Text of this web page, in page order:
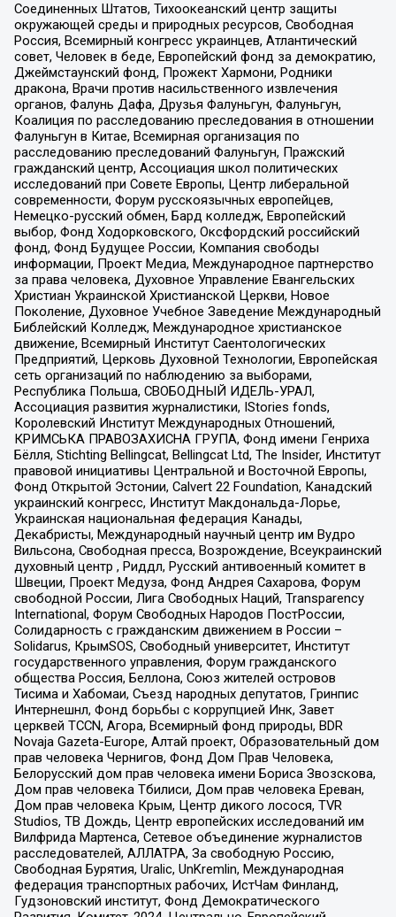
Соединенных Штатов, Тихоокеанский центр защиты
окружающей среды и природных ресурсов, Свободная
Россия, Всемирный конгресс украинцев, Атлантический
совет, Человек в беде, Европейский фонд за демократию,
Джеймстаунский фонд, Прожект Хармони, Родники
дракона, Врачи против насильственного извлечения
органов, Фалунь Дафа, Друзья Фалуньгун, Фалуньгун,
Коалиция по расследованию преследования в отношении
Фалуньгун в Китае, Всемирная организация по
расследованию преследований Фалуньгун, Пражский
гражданский центр, Ассоциация школ политических
исследований при Совете Европы, Центр либеральной
современности, Форум русскоязычных европейцев,
Немецко-русский обмен, Бард колледж, Европейский
выбор, Фонд Ходорковского, Оксфордский российский
фонд, Фонд Будущее России, Компания свободы
информации, Проект Медиа, Международное партнерство
за права человека, Духовное Управление Евангельских
Христиан Украинской Христианской Церкви, Новое
Поколение, Духовное Учебное Заведение Международный
Библейский Колледж, Международное христианское
движение, Всемирный Институт Саентологических
Предприятий, Церковь Духовной Технологии, Европейская
сеть организаций по наблюдению за выборами,
Республика Польша, СВОБОДНЫЙ ИДЕЛЬ-УРАЛ,
Ассоциация развития журналистики, IStories fonds,
Королевский Институт Международных Отношений,
КРИМСЬКА ПРАВОЗАХИСНА ГРУПА, Фонд имени Генриха
Бёлля, Stichting Bellingcat, Bellingcat Ltd, The Insider, Институт
правовой инициативы Центральной и Восточной Европы,
Фонд Открытой Эстонии, Calvert 22 Foundation, Канадский
украинский конгресс, Институт Макдональда-Лорье,
Украинская национальная федерация Канады,
Декабристы, Международный научный центр им Вудро
Вильсона, Свободная пресса, Возрождение, Всеукраинский
духовный центр , Риддл, Русский антивоенный комитет в
Швеции, Проект Медуза, Фонд Андрея Сахарова, Форум
свободной России, Лига Свободных Наций, Transparеncy
International, Форум Свободных Народов ПостРоссии,
Солидарность с гражданским движением в России –
Solidarus, КрымSOS, Свободный университет, Институт
государственного управления, Форум гражданского
общества Россия, Беллона, Союз жителей островов
Тисима и Хабомаи, Съезд народных депутатов, Гринпис
Интернешнл, Фонд борьбы с коррупцией Инк, Завет
церквей TCCN, Агора, Всемирный фонд природы, BDR
Novaja Gazeta-Europe, Алтай проект, Образовательный дом
прав человека Чернигов, Фонд Дом Прав Человека,
Белорусский дом прав человека имени Бориса Звозскова,
Дом прав человека Тбилиси, Дом прав человека Ереван,
Дом прав человека Крым, Центр дикого лосося, TVR
Studios, ТВ Дождь, Центр европейских исследований им
Вилфрида Мартенса, Сетевое объединение журналистов
расследователей, АЛЛАТРА, За свободную Россию,
Свободная Бурятия, Uralic, UnKremlin, Международная
федерация транспортных рабочих, ИстЧам Финланд,
Гудзоновский институт, Фонд Демократического